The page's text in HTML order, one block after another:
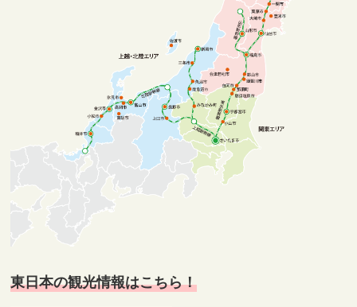
東日本の観光情報はこちら！